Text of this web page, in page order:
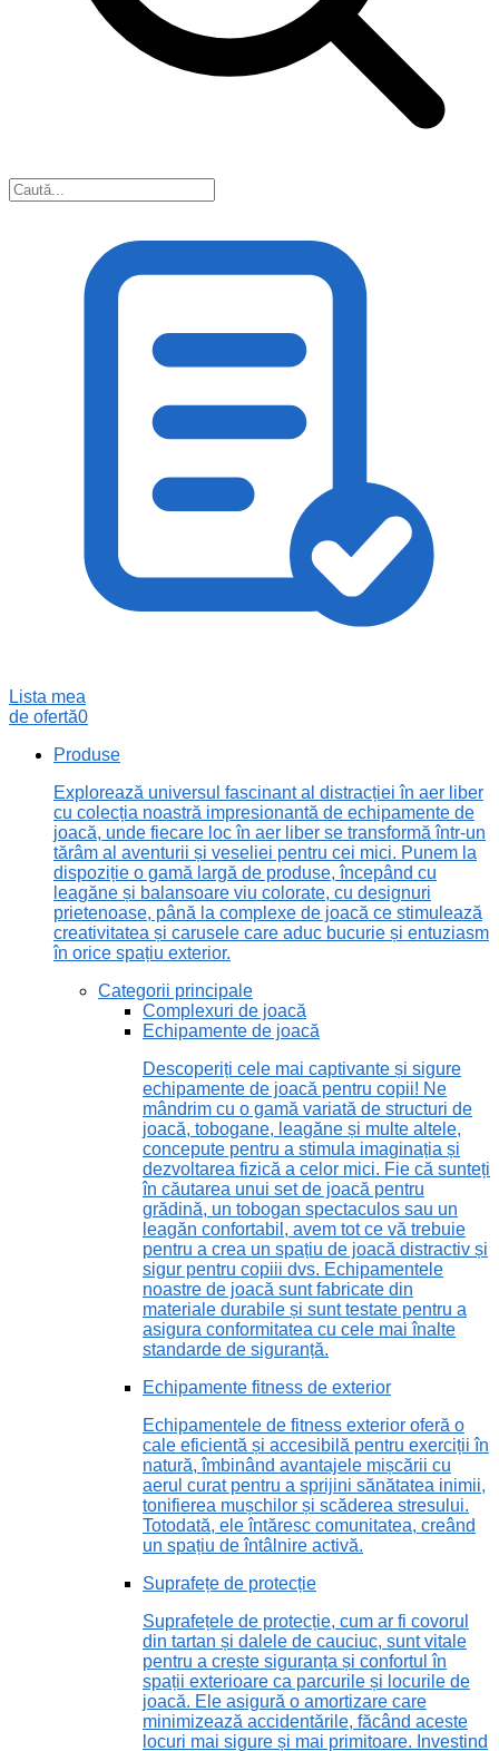
Lista mea
de ofertă0
Produse
Explorează universul fascinant al distracției în aer liber
cu colecția noastră impresionantă de echipamente de
joacă, unde fiecare loc în aer liber se transformă într-un
tărâm al aventurii și veseliei pentru cei mici. Punem la
dispoziție o gamă largă de produse, începând cu
leagăne și balansoare viu colorate, cu designuri
prietenoase, până la complexe de joacă ce stimulează
creativitatea și carusele care aduc bucurie și entuziasm
în orice spațiu exterior.
Categorii principale
Complexuri de joacă
Echipamente de joacă
Descoperiți cele mai captivante și sigure
echipamente de joacă pentru copii! Ne
mândrim cu o gamă variată de structuri de
joacă, tobogane, leagăne și multe altele,
concepute pentru a stimula imaginația și
dezvoltarea fizică a celor mici. Fie că sunteți
în căutarea unui set de joacă pentru
grădină, un tobogan spectaculos sau un
leagăn confortabil, avem tot ce vă trebuie
pentru a crea un spațiu de joacă distractiv și
sigur pentru copiii dvs. Echipamentele
noastre de joacă sunt fabricate din
materiale durabile și sunt testate pentru a
asigura conformitatea cu cele mai înalte
standarde de siguranță.
Echipamente fitness de exterior
Echipamentele de fitness exterior oferă o
cale eficientă și accesibilă pentru exerciții în
natură, îmbinând avantajele mișcării cu
aerul curat pentru a sprijini sănătatea inimii,
tonifierea mușchilor și scăderea stresului.
Totodată, ele întăresc comunitatea, creând
un spațiu de întâlnire activă.
Suprafețe de protecție
Suprafețele de protecție, cum ar fi covorul
din tartan și dalele de cauciuc, sunt vitale
pentru a crește siguranța și confortul în
spații exterioare ca parcurile și locurile de
joacă. Ele asigură o amortizare care
minimizează accidentările, făcând aceste
locuri mai sigure și mai primitoare. Investind